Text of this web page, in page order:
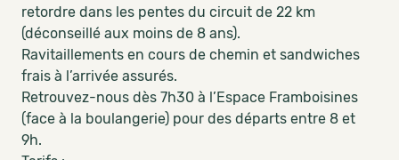
retordre dans les pentes du circuit de 22 km
(déconseillé aux moins de 8 ans).
Ravitaillements en cours de chemin et sandwiches
frais à l’arrivée assurés.
Retrouvez-nous dès 7h30 à l’Espace Framboisines
(face à la boulangerie) pour des départs entre 8 et
9h.